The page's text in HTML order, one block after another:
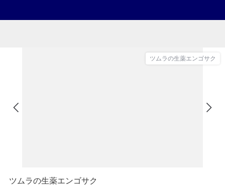
ツムラの生薬エンゴサク
ツムラの生薬エンゴサク